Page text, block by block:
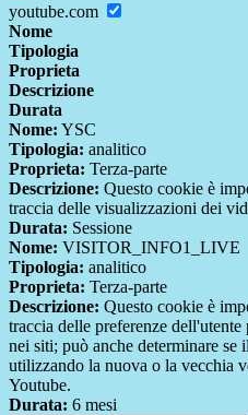
youtube.com
Nome
Tipologia
Proprieta
Descrizione
Durata
Nome: YSC
Tipologia: analitico
Proprieta: Terza-parte
Descrizione: Questo cookie è
traccia delle visualizzazioni dei
Durata: Sessione
Nome: VISITOR_INFO1_LIVE
Tipologia: analitico
Proprieta: Terza-parte
Descrizione: Questo cookie è
traccia delle preferenze
nei siti; può anche determinare se
utilizzando la nuova o la vecchia
Youtube.
Durata: 6 mesi